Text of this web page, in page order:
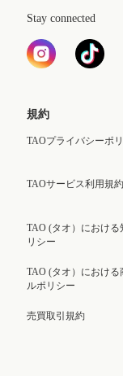
Stay connected
規約
TAOプライバシーポ
TAOサービス利用規約
TAO (タオ）における
リシー
TAO (タオ）における
ルポリシー
売買取引規約